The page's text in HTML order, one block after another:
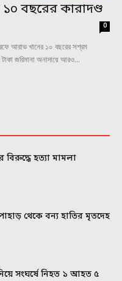
বছরের কারাদণ্ড
0
আরাভ খানের ১০ বছরের সশ্রম
জরিমানা অনাদায়ে আরও...
বিরুদ্ধে হত্যা মামলা
থেকে বন্য হাতির মৃতদেহ
সংঘর্ষে নিহত ১ আহত ৫